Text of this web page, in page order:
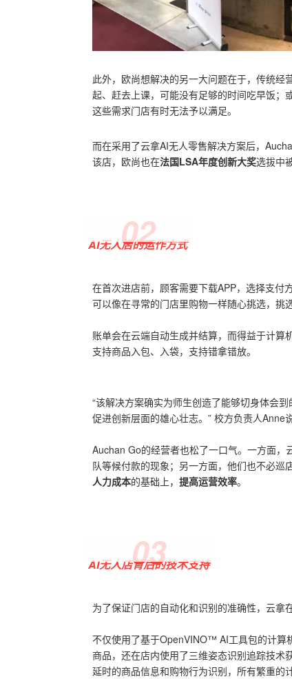
此外，欧尚想解决的另一大问题在于，传统经
起、赶去上课，可能没有足够的时间吃早饭；
这些需求门店有时无法予以满足。
而在采用了云拿AI无人零售解决方案后，
该店，欧尚也在法国LSA年度创新大奖选拔中
02
AI无人店的运作方式
在首次进店前，顾客需要下载APP，选择支付方
可以像在寻常的门店里购物一样随心挑选，挑
账单会在云端自动生成并结算，而得益于计算
支持商品入包、入袋，支持错拿错放。
“该解决方案确实为师生创造了能够切身体会
促进创新层面的雄心壮志。” 校方负责人Anne
Auchan Go的经营者也松了一口气。一方面
队等候付款的现象；另一方面，他们也不必巡
人力成本的基础上， 提高运营效率。
03
AI无人店背后的技术支持
为了保证门店的自动化和识别的准确性，云拿
不仅使用了基于OpenVINO™ AI工具包的计算
商品，还在店内使用了三维姿态识别追踪技
延时的商品信息和购物行为识别，所有繁重的